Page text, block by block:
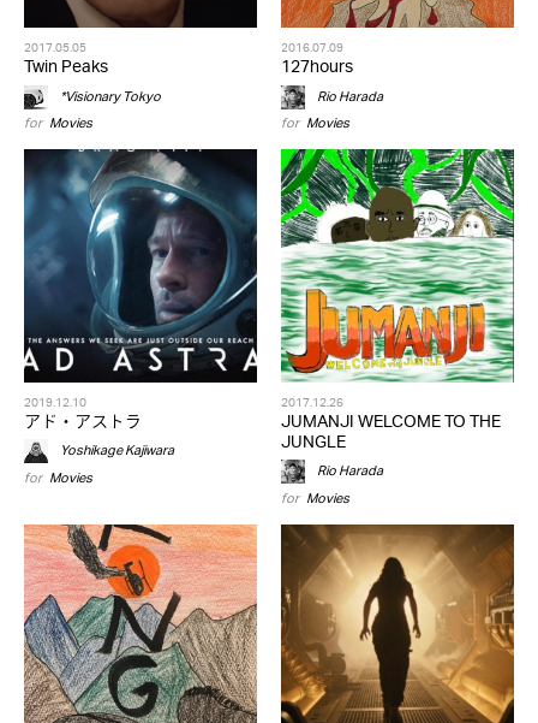
2017.05.05
Twin Peaks
*Visionary Tokyo
for Movies
2016.07.09
127hours
Rio Harada
for Movies
2019.12.10
アド・アストラ
Yoshikage Kajiwara
for Movies
2017.12.26
JUMANJI WELCOME TO THE
JUNGLE
Rio Harada
for Movies